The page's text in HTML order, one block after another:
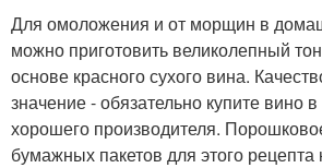
Для омоложения и от морщин в
можно приготовить великолепный
основе красного сухого вина.
значение - обязательно купите вино
хорошего производителя.
бумажных пакетов для этого рецепта